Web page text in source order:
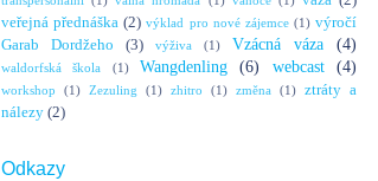
veřejná přednáška (2) výklad pro nové zájemce (1) výročí
Garab Dordžeho
(3) výživa (1) Vzácná váza (4)
waldorfská škola (1) Wangdenling (6) webcast (4)
workshop (1) Zezuling (1) zhitro (1) změna (1) ztráty a
nálezy (2)
Odkazy